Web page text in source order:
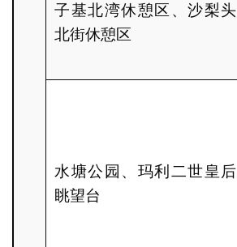
子基北湾休憩区、沙梨头
北街休憩区
水塘公园、玛利二世皇后
眺望台